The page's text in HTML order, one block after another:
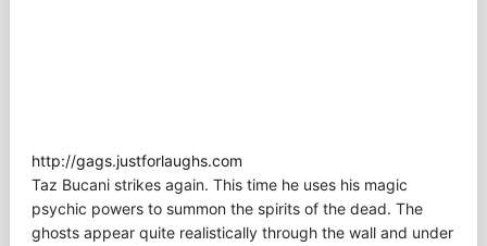
http://gags.justforlaughs.com
Taz Bucani strikes again. This time he uses his magic
psychic powers to summon the spirits of the dead. The
ghosts appear quite realistically through the wall and under